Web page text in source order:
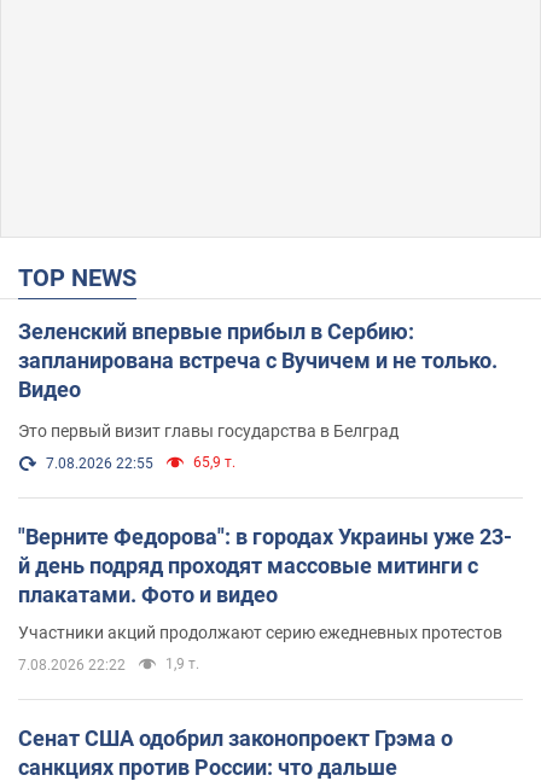
TOP NEWS
Зеленский впервые прибыл в Сербию:
запланирована встреча с Вучичем и не только.
Видео
Это первый визит главы государства в Белград
7.08.2026 22:55 65,9 т.
"Верните Федорова": в городах Украины уже 23-
й день подряд проходят массовые митинги с
плакатами. Фото и видео
Участники акций продолжают серию ежедневных протестов
7.08.2026 22:22 1,9 т.
Сенат США одобрил законопроект Грэма о
санкциях против России: что дальше